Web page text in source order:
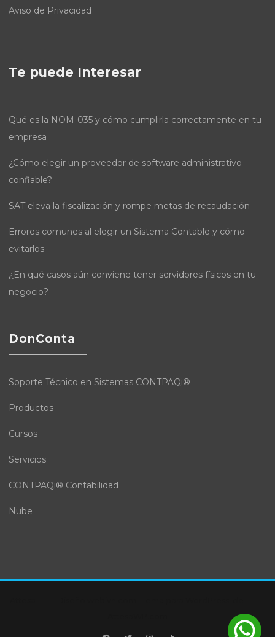
Aviso de Privacidad
Te puede Interesar
Qué es la NOM-035 y cómo cumplirla correctamente en tu
empresa
¿Cómo elegir un proveedor de software administrativo
confiable?
SAT eleva la fiscalización y rompe metas de recaudación
Errores comunes al elegir un Sistema Contable y cómo
evitarlos
¿En qué casos aún conviene tener servidores físicos en tu
negocio?
DonConta
Soporte Técnico en Sistemas CONTPAQi®
Productos
Cursos
Servicios
CONTPAQi® Contabilidad
Nube